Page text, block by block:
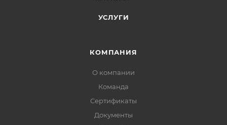
УСЛУГИ
КОМПАНИЯ
О компании
Команда
Сертификаты
Документы